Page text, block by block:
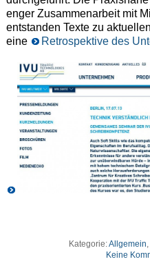
enger Zusammenarbeit mit
entstanden Texte zu
eine
Retrospektive des
Kategorie:Allgemein
Keine